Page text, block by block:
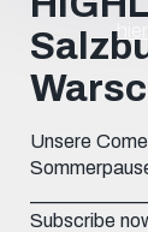
Unsere
Subscribe